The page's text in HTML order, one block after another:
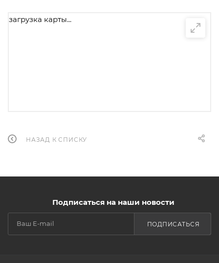
загрузка карты...
НАЗАД К СПИСКУ
Подписаться на наши новости
ПОДПИСАТЬСЯ